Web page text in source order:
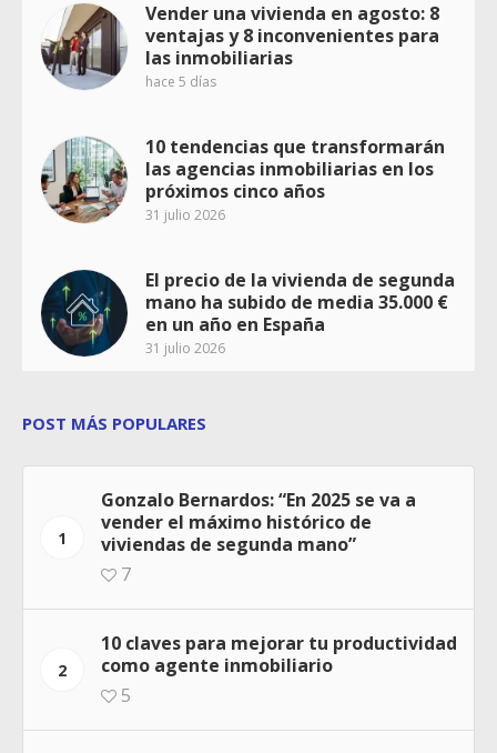
Vender una vivienda en agosto: 8
ventajas y 8 inconvenientes para
las inmobiliarias
hace 5 días
10 tendencias que transformarán
las agencias inmobiliarias en los
próximos cinco años
31 julio 2026
El precio de la vivienda de segunda
mano ha subido de media 35.000 €
en un año en España
31 julio 2026
POST MÁS POPULARES
1
Gonzalo Bernardos: “En 2025 se va a
vender el máximo histórico de
viviendas de segunda mano”
7
2
10 claves para mejorar tu productividad
como agente inmobiliario
5